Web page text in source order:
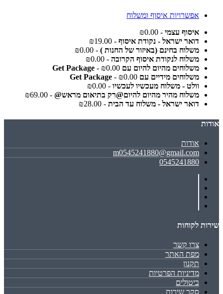
אפשרויות איסוף ומשלוח
איסוף עצמי - ₪0.00
דואר ישראל - נקודת איסוף - ₪19.00
משלוח בחינם (באיזור של החנות ) - ₪0.00
משלוח לנקודת איסוף הקרובה - ₪0.00
משלוחים מהיום להיום עם Get Package - ₪0.00
משלוחים מידיים עם Get Package - ₪0.00
וולט - משלוח מעכשיו לעכשיו - ₪0.00
משלוח מהיר מהיום להיום@רק בתיאום מראש@ - ₪69.00
דואר ישראל - משלוח עד הבית - ₪28.00
אודות
אודות
m0545241880@gmail.com
0545241880
שירות לקוחות
צרו קשר
מפת האתר
תקנון
מדיניות הפרטיות
ביטולים
סקר שירות